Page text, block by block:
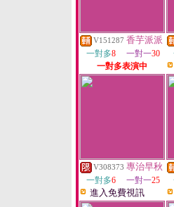
V151287 香芋派派
一對多8 一對一30
一對多表演中
V308373 專治早秋
一對多6 一對一25
進入免費視訊